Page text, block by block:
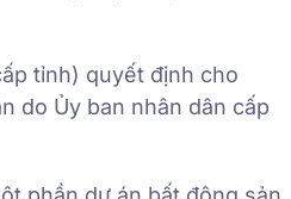
tỉnh) quyết định cho
do Ủy ban nhân dân cấp